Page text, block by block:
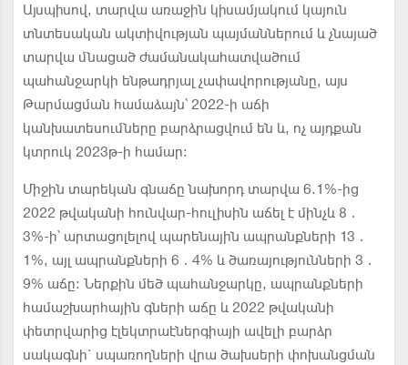
Այսպիսով, տարվա առաջին կիսամյակում կայուն
տնտեսական ակտիվության պայմաններում և չնայած
տարվա մնացած ժամանակահատվածում
պահանջարկի ենթադրյալ չափավորությանը, այս
Թարմացման համաձայն՝ 2022-ի աճի
կանխատեսումները բարձրացվում են և, ոչ այդքան
կտրուկ 2023թ-ի համար:
Միջին տարեկան գնաճը նախորդ տարվա 6.1%-ից
2022 թվականի հունվար-հուլիսին աճել է մինչև 8․
3%-ի՝ արտացոլելով պարենային ապրանքների 13․
1%, այլ ապրանքների 6․4% և ծառայությունների 3․
9% աճը։ Ներքին մեծ պահանջարկը, ապրանքների
համաշխարհային գների աճը և 2022 թվականի
փետրվարից էլեկտրաէներգիայի ավելի բարձր
սակագնի` սպառողների վրա ծախսերի փոխանցման